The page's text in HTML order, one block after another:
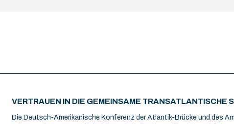
VERTRAUEN IN DIE GEMEINSAME TRANSATLANTISCHE
Die Deutsch-Amerikanische Konferenz der Atlantik-Brücke und des